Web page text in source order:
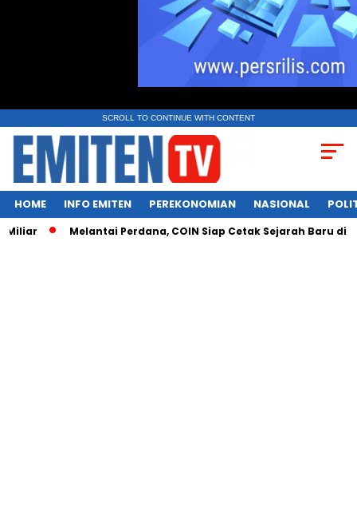
SCROLL TO CONTINUE WITH CONTENT
HOME INFO EMITEN PEREKONOMIAN NASIONAL
Melantai Perdana, COIN Siap Cetak Sejarah Baru di Pasar